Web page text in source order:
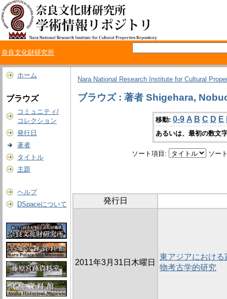
奈良文化財研究所
ホーム
ブラウズ
コミュニティ/
コレクション
発行日
著者
タイトル
主題
ヘルプ
DSpaceについて
Nara National Research Institute for Cultural
ブラウズ : 著者 Shigehara,
移動: 0-9 A B C D E
あるいは、最初の数文
ソート項目: ソー
発行日
2011年3月31日木曜日
東アジアにおけ
物考古学的研究